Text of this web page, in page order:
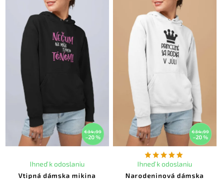
€34,99
–20 %
Vtipná dámska mikina
Ihneď k odoslaniu
€34,99
–20 %
Narodeninová dámska
Ihneď k odoslaniu